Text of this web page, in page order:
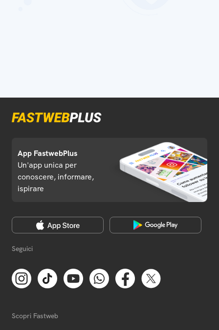
App FastwebPlus
Un'app unica per
conoscere, informare,
ispirare
Seguici
Scopri Fastweb